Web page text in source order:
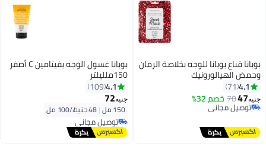
بوبانا قناع بوبانا للوجه بخلاصة الرمان
وحمض الهيالورونيك
4.1
71
جنيه47
70 خصم 32%
توصيل مجاني
تم بيع +30 مؤخرًا
توصيل مجاني
بوبانا غسول الوجه بفيتامين C أصفر
150ملليلتر
4.1
109
جنيه72
150 مل |
توصيل مجاني
توصيل مجاني